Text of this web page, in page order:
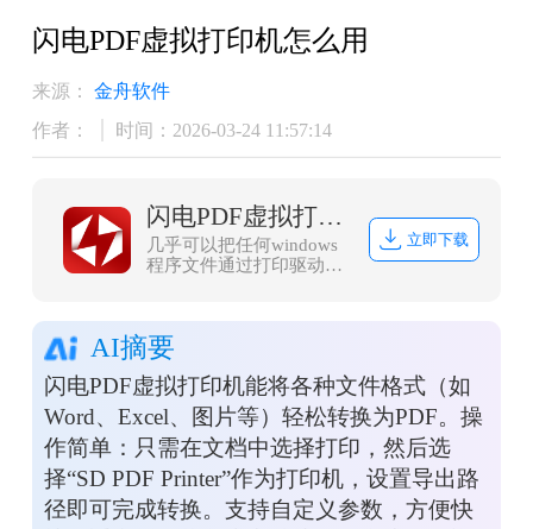
闪电PDF虚拟打印机怎么用
来源：
金舟软件
作者：
时间：2026-03-24 11:57:14
闪电PDF虚拟打印机
几乎可以把任何windows
程序文件通过打印驱动打
立即下载
AI摘要
闪电PDF虚拟打印机能将各种文件格式（如
Word、Excel、图片等）轻松转换为PDF。操
作简单：只需在文档中选择打印，然后选
择“SD PDF Printer”作为打印机，设置导出路
径即可完成转换。支持自定义参数，方便快